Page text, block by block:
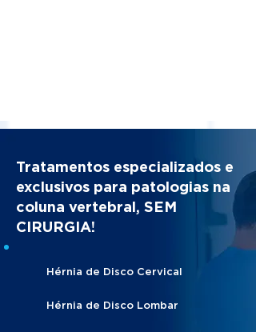
Tratamentos especializados e
exclusivos para patologias na
coluna vertebral, SEM
CIRURGIA!
Hérnia de Disco Cervical
Hérnia de Disco Lombar